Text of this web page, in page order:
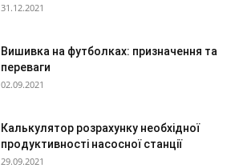
31.12.2021
Вишивка на футболках: призначення та
переваги
02.09.2021
Калькулятор розрахунку необхідної
продуктивності насосної станції
29.09.2021